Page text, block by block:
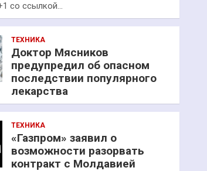
со ссылкой…
ТЕХНИКА
Доктор Мясников
предупредил об опасном
последствии популярного
лекарства
ТЕХНИКА
«Газпром» заявил о
возможности разорвать
контракт с Молдавией